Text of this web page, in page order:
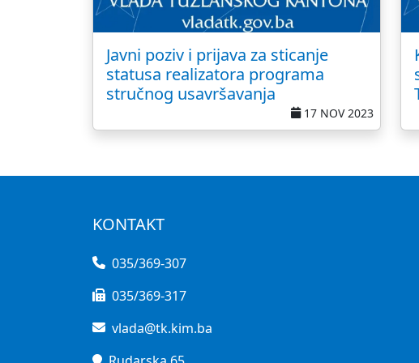
Javni poziv i prijava za sticanje
statusa realizatora programa
stručnog usavršavanja
17 NOV 2023
KONTAKT
035/369-307
035/369-317
vlada@tk.kim.ba